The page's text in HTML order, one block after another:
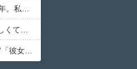
私は44歳で既婚、彼は独身27歳で付き合って２年。私が妊娠しておろしてから色々おかしくなってきた。彼と一緒になるのは無理とわかってるけど「 別れる」って言うとかなり引き止められて、いつも負けてしまう私……..
ブサイクでモテなかった俺に奇跡的にできた優しくて可愛い彼女と結婚！…する直前、彼女妹のせいで想定外すぎる事態になってしまったんだが………？
ヤクザみたいな警察官3名に包囲された。 警官「彼女と結婚を前提に付き合わないか？」俺「！？」警官「悪い子じゃないぞ」 俺（さすがにNOとは言えないだろ…）結果……….